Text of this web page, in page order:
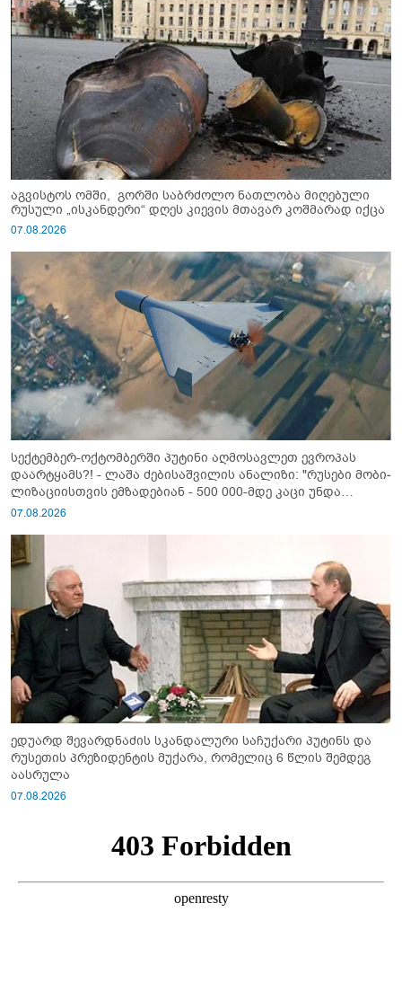
აგვისტოს ომში, გორში საბრძოლო ნათლობა მიღებული
რუსული „ისკანდერი“ დღეს კიევის მთავარ კოშმარად იქცა
07.08.2026
სექტემბერ-ოქტომბერში პუტინი აღმოსავლეთ ევროპას
დაარტყამს?! - ლაშა ძებისაშვილის ანალიზი: "რუსები მობი­
ლიზაციისთვის ემზადებიან - 500 000-მდე კაცი უნდა
გაიწვიონ ომში"
07.08.2026
ედუარდ შევარდნაძის სკანდალური საჩუქარი პუტინს და
რუსეთის პრეზიდენტის მუქარა, რომელიც 6 წლის შემდეგ
აასრულა
07.08.2026